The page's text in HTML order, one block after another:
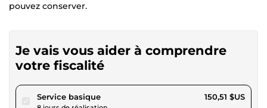
pouvez conserver.
Je vais vous aider à comprendre
votre fiscalité
Service basiquepour 138,72 $US 150,51 $US